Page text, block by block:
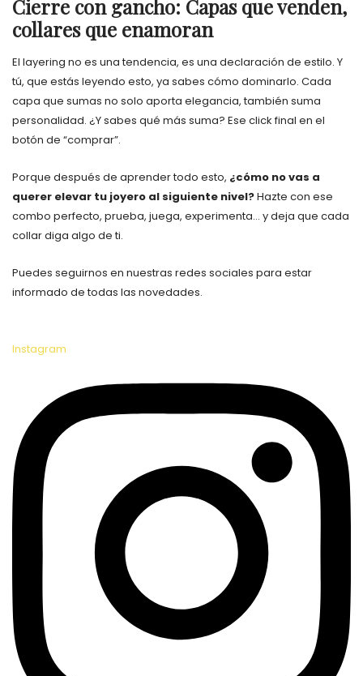
Cierre con gancho: Capas que venden,
collares que enamoran
El layering no es una tendencia, es una declaración de estilo. Y
tú, que estás leyendo esto, ya sabes cómo dominarlo. Cada
capa que sumas no solo aporta elegancia, también suma
personalidad. ¿Y sabes qué más suma? Ese click final en el
botón de “comprar”.
Porque después de aprender todo esto, ¿cómo no vas a
querer elevar tu joyero al siguiente nivel?Hazte con ese
combo perfecto, prueba, juega, experimenta… y deja que cada
collar diga algo de ti.
Puedes seguirnos en nuestras redes sociales para estar
informado de todas las novedades.
Instagram